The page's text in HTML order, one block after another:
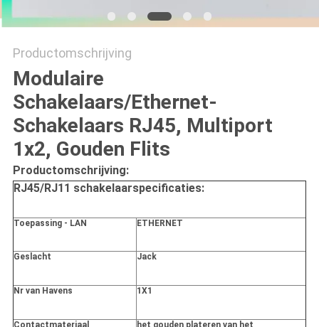
Productomschrijving
Modulaire
Schakelaars/Ethernet-
Schakelaars RJ45, Multiport
1x2, Gouden Flits
Productomschrijving:
RJ45/RJ11 schakelaarspecificaties:
Toepassing - LAN ETHERNET
Geslacht Jack
Nr van Havens 1X1